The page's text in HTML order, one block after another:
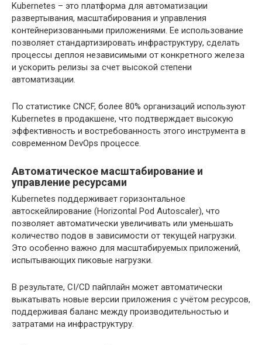
Kubernetes – это платформа для автоматизации
развертывания, масштабирования и управления
контейнеризованными приложениями. Ее использование
позволяет стандартизировать инфраструктуру, сделать
процессы деплоя независимыми от конкретного железа
и ускорить релизы за счет высокой степени
автоматизации.
По статистике CNCF, более 80% организаций используют
Kubernetes в продакшене, что подтверждает высокую
эффективность и востребованность этого инструмента в
современном DevOps процессе.
Автоматическое масштабирование и
управление ресурсами
Kubernetes поддерживает горизонтальное
автоскейлирование (Horizontal Pod Autoscaler), что
позволяет автоматически увеличивать или уменьшать
количество подов в зависимости от текущей нагрузки.
Это особенно важно для масштабируемых приложений,
испытывающих пиковые нагрузки.
В результате, CI/CD пайплайн может автоматически
выкатывать новые версии приложения с учётом ресурсов,
поддерживая баланс между производительностью и
затратами на инфраструктуру.